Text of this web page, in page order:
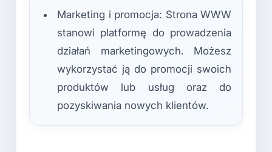
Marketing i promocja: Strona WWW
stanowi platformę do prowadzenia
działań marketingowych. Możesz
wykorzystać ją do promocji swoich
produktów lub usług oraz do
pozyskiwania nowych klientów.